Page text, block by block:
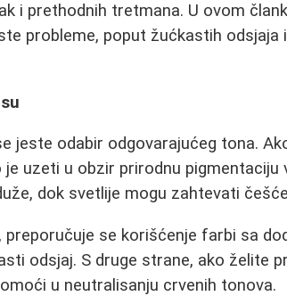
i prethodnih tretmana. U ovom
probleme, poput žućkastih odsjaja
jeste odabir odgovarajućeg tona.
uzeti u obzir prirodnu pigmentaciju
dok svetlije mogu zahtevati
se korišćenje farbi sa
odsjaj. S druge strane, ako želite
u neutralisanju crvenih tonova.